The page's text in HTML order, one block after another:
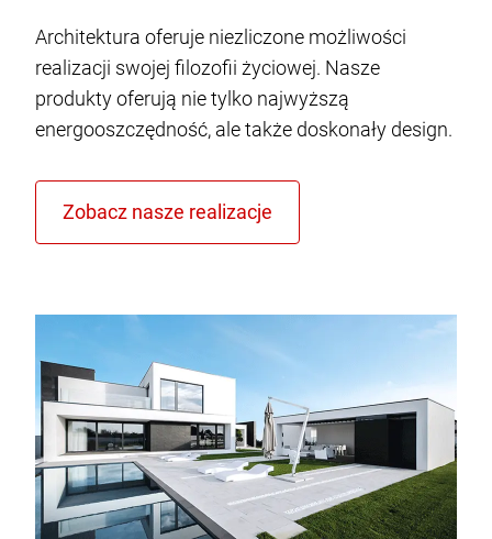
Architektura oferuje niezliczone możliwości
realizacji swojej filozofii życiowej. Nasze
produkty oferują nie tylko najwyższą
energooszczędność, ale także doskonały design.